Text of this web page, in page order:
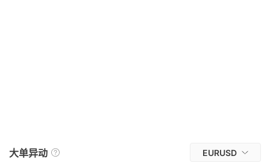
大单异动 EURUSD